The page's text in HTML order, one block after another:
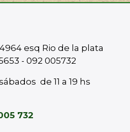
esq Rio de la plata
- 092 005732
de 11 a 19 hs
732